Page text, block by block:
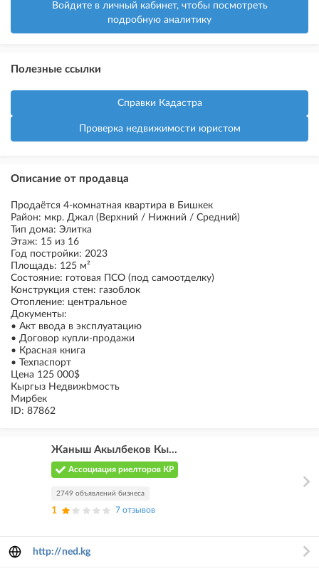
Войдите в личный кабинет, чтобы посмотреть
подробную аналитику
Полезные ссылки
Справки Кадастра
Проверка недвижимости юристом
Описание от продавца
Продаётся 4-комнатная квартира в Бишкек
Район: мкр. Джал (Верхний / Нижний / Средний)
Тип дома: Элитка
Этаж: 15 из 16
Год постройки: 2023
Площадь: 125 м²
Состояние: готовая ПСО (под самоотделку)
Конструкция стен: газоблок
Отопление: центральное
Документы:
• Акт ввода в эксплуатацию
• Договор купли-продажи
• Красная книга
• Техпаспорт
Цена 125 000$
Кыргыз Недвижbмость
Мирбек
ID: 87862
Жаныш Акылбеков Кы...
Ассоциация риелторов КР
2749 объявлений бизнеса
1 7 отзывов
http://ned.kg